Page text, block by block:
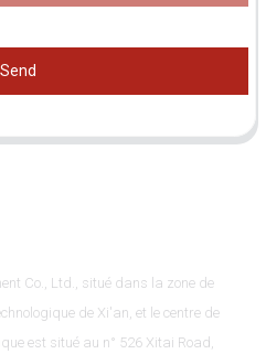
Send
Co., Ltd., situé dans la zone de
de Xi'an, et le centre de
est situé au n° 526 Xitai Road,